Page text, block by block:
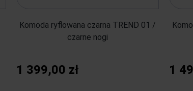
Komoda ryflowana czarna TREND 01 /
czarne nogi
1 399,00 zł 1